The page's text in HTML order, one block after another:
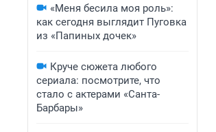
«Меня бесила моя роль»:
как сегодня выглядит Пуговка
из «Папиных дочек»
Круче сюжета любого
сериала: посмотрите, что
стало с актерами «Санта-
Барбары»